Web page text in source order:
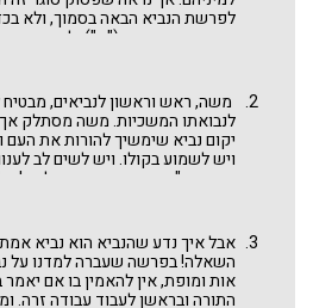
לפרשת הנביא הבאה בסמוך, ולא
היא פרשה סגורה ("ס") ולא פרשה
אלא גם נביא אמת שיישלח לעם
ראו דברינותמים תהיה עם ה' אלהיך
ובעצם משמש לו פתיחה ומבוא.
משה, ראש וראשון לנביאים,
לנבואתו המשכיות. משה מסתלק
יקום נביא שימשיך להורות את
ויש לשמוע בקולו. ויש לשים לב
שאומר: "נביא ... יקים לך ה'
ה' אֱלֹהֵינוּ וְאַתְּ תְּדַבֵּר אֵלֵינוּ אֵת כָּל
וְעָשִׂינוּ" (דברים ה כג). התורה לא
אלא כבקשה ורעיון לדורות.
"וַיֹּאמֶר ה' אֵלָי הֵיטִיבוּ אֲשֶׁר דִּבֵּרוּ:
אבל איך נדע שהנביא הוא נביא
השאלה! בפרשה שעברה למדנו על
אות ומופת, אין להאמין בו אם
התורה ובראשן לעבוד עבודה זרה.